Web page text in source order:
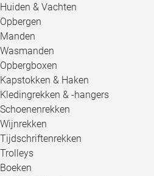
Huiden & Vachten
Opbergen
Manden
Wasmanden
Opbergboxen
Kapstokken & Haken
Kledingrekken & -hangers
Schoenenrekken
Wijnrekken
Tijdschriftenrekken
Trolleys
Boeken